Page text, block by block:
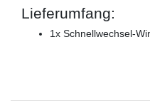
Lieferumfang:
1x Schnellwechsel-